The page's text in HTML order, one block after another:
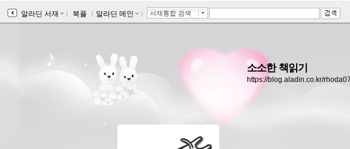
알라딘 서재 ｌ 북플 ｌ 알라딘 메인 ｌ 서재통합 검색
소소한 책읽기
https://blog.aladin.co.kr/